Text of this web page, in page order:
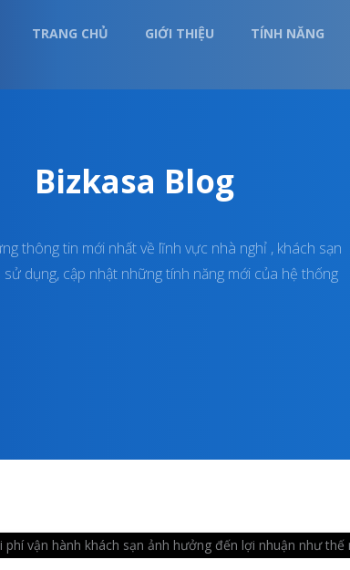
TRANG CHỦ GIỚI THIỆU TÍNH NĂNG
Bizkasa Blog
thông tin mới nhất về lĩnh vực nhà nghỉ , khách sạn
sử dụng, cập nhật những tính năng mới của hệ thống